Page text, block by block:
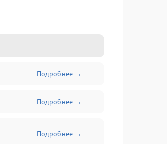
Подробнее →
Подробнее →
Подробнее →